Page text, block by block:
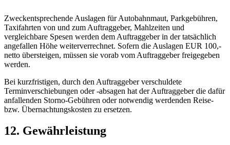
Zweckentsprechende Auslagen für Autobahnmaut, Parkgebühren,
Taxifahrten von und zum Auftraggeber, Mahlzeiten und
vergleichbare Spesen werden dem Auftraggeber in der tatsächlich
angefallen Höhe weiterverrechnet. Sofern die Auslagen EUR 100,-
netto übersteigen, müssen sie vorab vom Auftraggeber freigegeben
werden.
Bei kurzfristigen, durch den Auftraggeber verschuldete
Terminverschiebungen oder -absagen hat der Auftraggeber die dafür
anfallenden Storno-Gebühren oder notwendig werdenden Reise-
bzw. Übernachtungskosten zu ersetzen.
12. Gewährleistung